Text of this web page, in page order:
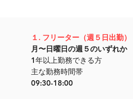
​１. フリーター（週５日出勤）
月〜日曜日の週５のいずれ
​1年以上勤務できる方
主な勤務時間帯
09:30-18:00